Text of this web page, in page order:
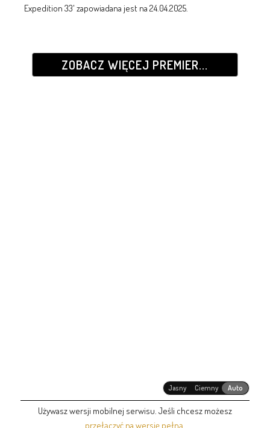
Expedition 33' zapowiadana jest na 24.04.2025.
ZOBACZ WIĘCEJ PREMIER...
Jasny Ciemny Auto
Używasz wersji mobilnej serwisu. Jeśli chcesz możesz
przełączyć na wersję pełną